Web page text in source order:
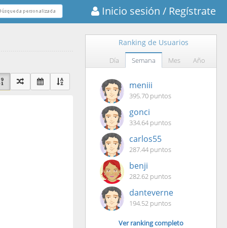
Inicio sesión / Regístrate
Ranking de Usuarios
Día Semana Mes Año
meniii
395.70 puntos
gonci
334.64 puntos
carlos55
287.44 puntos
benji
282.62 puntos
danteverne
194.52 puntos
Ver ranking completo